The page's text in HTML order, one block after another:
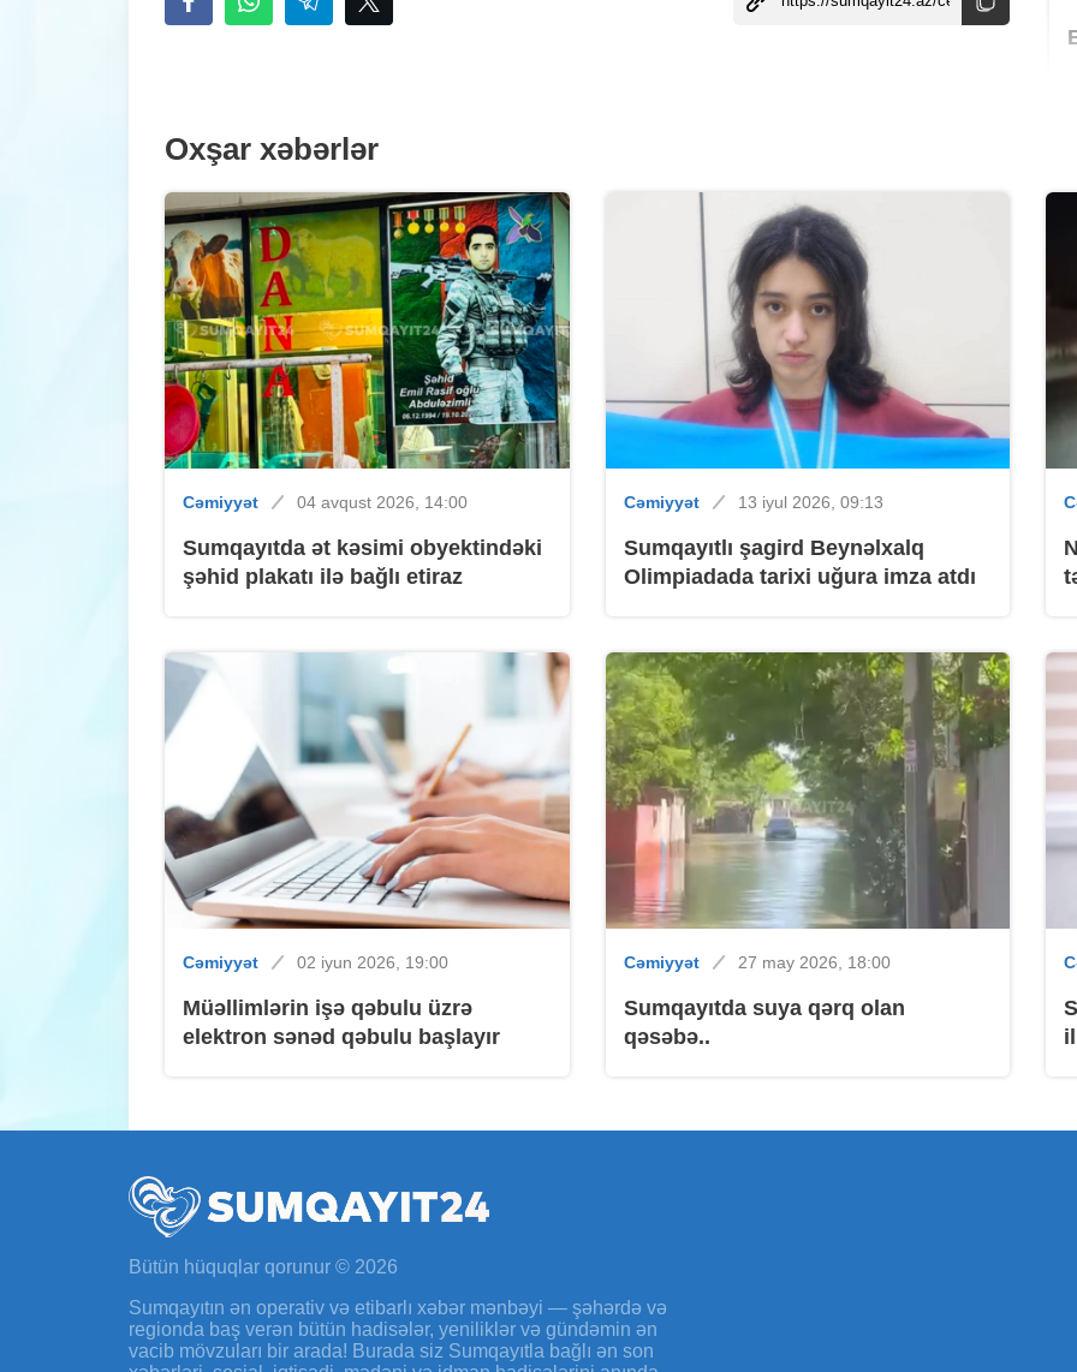
Oxşar xəbərlər
Cəmiyyət 04 avqust 2026, 14:00
Sumqayıtda ət kəsimi obyektindəki
şəhid plakatı ilə bağlı etiraz
Cəmiyyət 13 iyul 2026, 09:13
Sumqayıtlı şagird Beynəlxalq
Olimpiadada tarixi uğura imza atdı
Cəmiyyət 02 iyun 2026, 19:00
Müəllimlərin işə qəbulu üzrə
elektron sənəd qəbulu başlayır
Cəmiyyət 27 may 2026, 18:00
Sumqayıtda suya qərq olan
qəsəbə..
Bütün hüquqlar qorunur © 2026
Sumqayıtın ən operativ və etibarlı xəbər mənbəyi — şəhərdə və
regionda baş verən bütün hadisələr, yeniliklər və gündəmin ən
vacib mövzuları bir arada! Burada siz Sumqayıtla bağlı ən son